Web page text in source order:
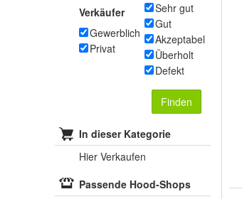
Verkäufer
Gewerblich
Privat
Sehr gut
Gut
Akzeptabel
Überholt
Defekt
Finden
In dieser Kategorie
Hier Verkaufen
Passende Hood-Shops